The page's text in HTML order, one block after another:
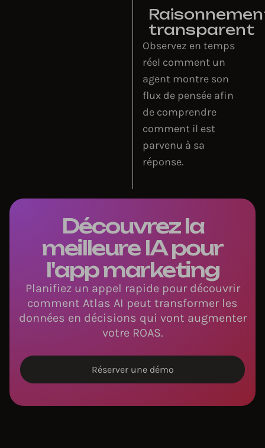
transparent
Observez en temps
réel comment un
agent montre son
flux de pensée afin
de comprendre
comment il est
parvenu à sa
réponse.
Découvrez la
meilleure IA pour
l'app marketing
Planifiez un appel rapide pour découvrir
comment Atlas AI peut transformer les
données en décisions qui vont augmenter
votre ROAS.
Réserver une démo